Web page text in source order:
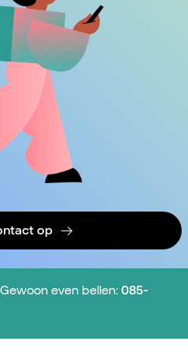
op
even bellen: 085-